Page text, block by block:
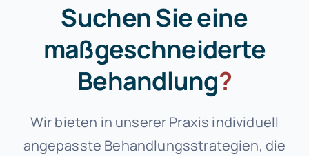
Suchen Sie eine
maßgeschneiderte
Behandlung?
Wir bieten in unserer Praxis individuell
angepasste Behandlungsstrategien, die